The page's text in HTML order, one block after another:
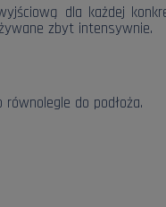
dla każdej
zbyt intensywnie.
do podłoża.